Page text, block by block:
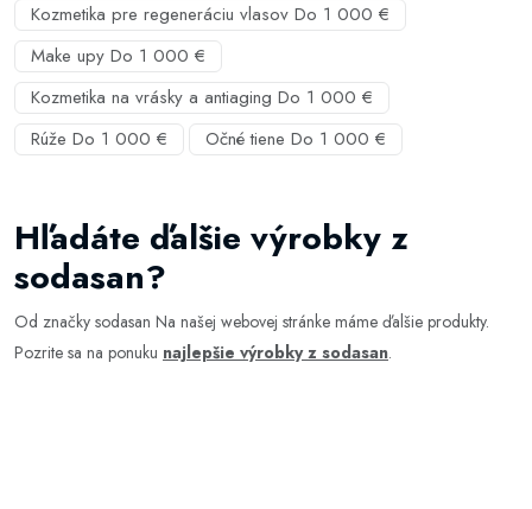
Kozmetika pre regeneráciu vlasov Do 1 000 €
Make upy Do 1 000 €
Kozmetika na vrásky a antiaging Do 1 000 €
Rúže Do 1 000 €
Očné tiene Do 1 000 €
Hľadáte ďalšie výrobky z
sodasan?
Od značky sodasan Na našej webovej stránke máme ďalšie produkty.
Pozrite sa na ponuku najlepšie výrobky z sodasan.